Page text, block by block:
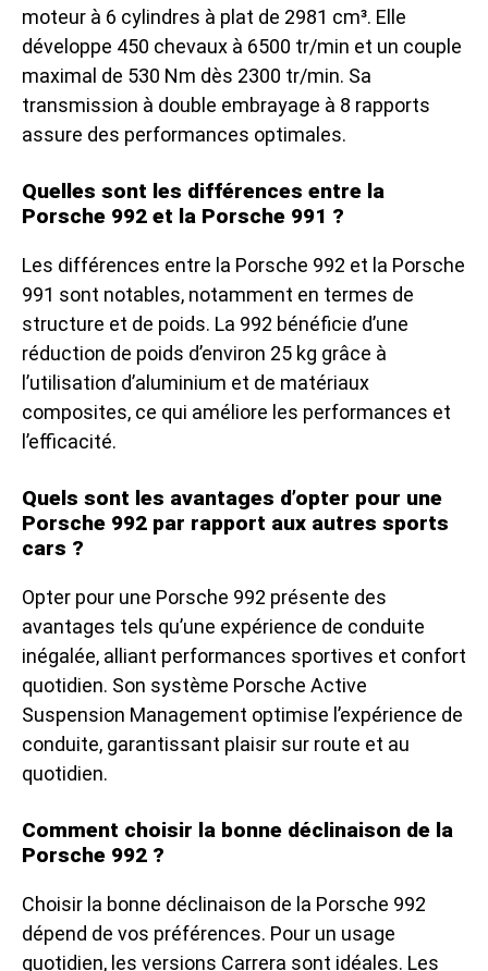
moteur à 6 cylindres à plat de 2981 cm³. Elle
développe 450 chevaux à 6500 tr/min et un couple
maximal de 530 Nm dès 2300 tr/min. Sa
transmission à double embrayage à 8 rapports
assure des performances optimales.
Quelles sont les différences entre la
Porsche 992 et la Porsche 991 ?
Les différences entre la Porsche 992 et la Porsche
991 sont notables, notamment en termes de
structure et de poids. La 992 bénéficie d’une
réduction de poids d’environ 25 kg grâce à
l’utilisation d’aluminium et de matériaux
composites, ce qui améliore les performances et
l’efficacité.
Quels sont les avantages d’opter pour une
Porsche 992 par rapport aux autres sports
cars ?
Opter pour une Porsche 992 présente des
avantages tels qu’une expérience de conduite
inégalée, alliant performances sportives et confort
quotidien. Son système Porsche Active
Suspension Management optimise l’expérience de
conduite, garantissant plaisir sur route et au
quotidien.
Comment choisir la bonne déclinaison de la
Porsche 992 ?
Choisir la bonne déclinaison de la Porsche 992
dépend de vos préférences. Pour un usage
quotidien, les versions Carrera sont idéales. Les